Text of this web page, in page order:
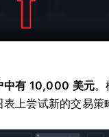
中有 10,000 美元。
上尝试新的交易策